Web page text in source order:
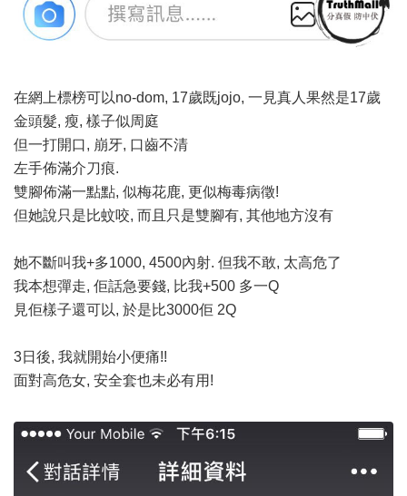
在網上標榜可以no-dom, 17歲既jojo, 一見真人果然是17歲
金頭髮, 瘦, 樣子似周庭
但一打開口, 崩牙, 口齒不清
左手佈滿介刀痕.
雙腳佈滿一點點, 似梅花鹿, 更似梅毒病徵!
但她說只是比蚊咬, 而且只是雙腳有, 其他地方沒有
她不斷叫我+多1000, 4500內射. 但我不敢, 太高危了
我本想彈走, 佢話急要錢, 比我+500 多一Q
見佢樣子還可以, 於是比3000佢 2Q
3日後, 我就開始小便痛!!
面對高危女, 安全套也未必有用!